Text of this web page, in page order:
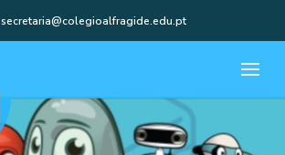
secretaria@colegioalfragide.edu.pt